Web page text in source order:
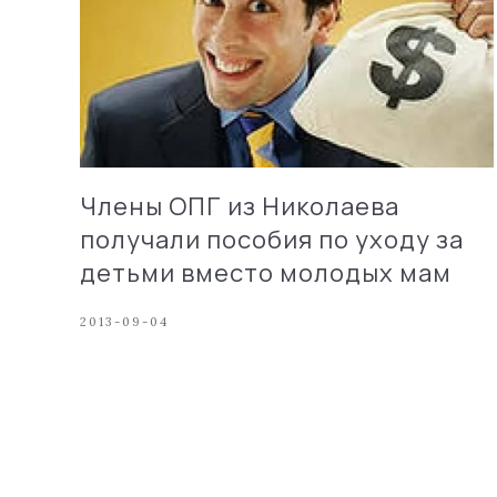
Члены ОПГ из Николаева
получали пособия по уходу за
детьми вместо молодых мам
2013-09-04